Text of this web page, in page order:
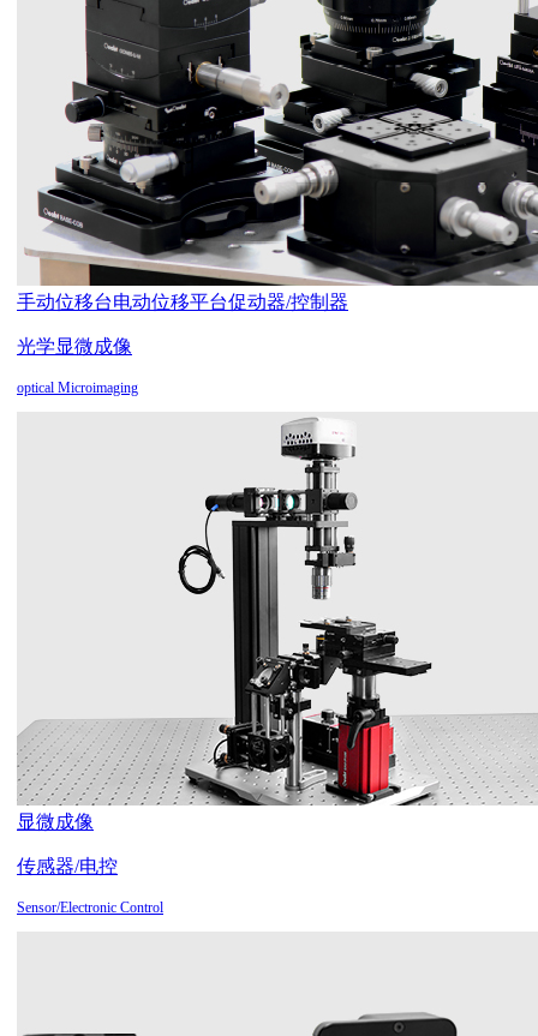
手动位移台电动位移平台促动器/控制器
光学显微成像
optical Microimaging
显微成像
传感器/电控
Sensor/Electronic Control